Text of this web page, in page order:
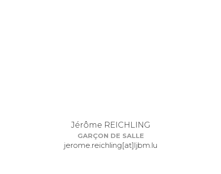
Jérôme REICHLING
GARÇON DE SALLE
jerome.reichling[at]ljbm.lu